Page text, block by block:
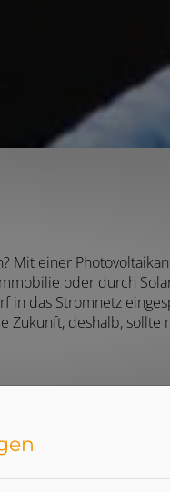
Mit einer
oder durch
in das Stromnetz
Zukunft, deshalb,